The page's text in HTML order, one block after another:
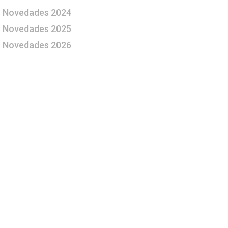
Novedades 2024
Novedades 2025
Novedades 2026